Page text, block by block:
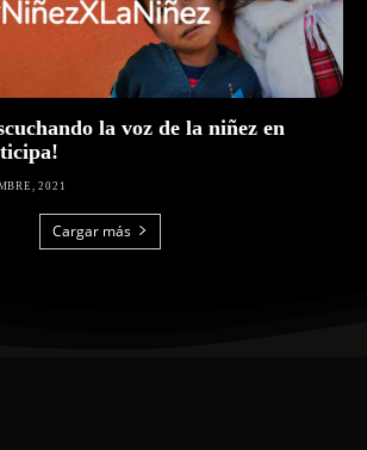
la voz de la niñez en
2021
Cargar más